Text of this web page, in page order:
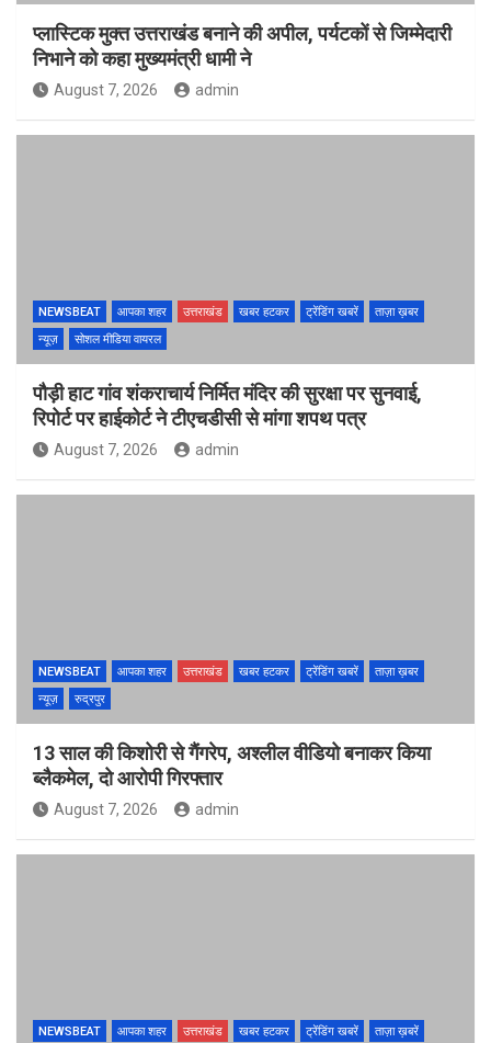
प्लास्टिक मुक्त उत्तराखंड बनाने की अपील, पर्यटकों से जिम्मेदारी
निभाने को कहा मुख्यमंत्री धामी ने
August 7, 2026 admin
NEWSBEAT आपका शहर उत्तराखंड खबर हटकर ट्रेंडिंग खबरें
ताज़ा ख़बर
न्यूज़
सोशल मीडिया वायरल
पौड़ी हाट गांव शंकराचार्य निर्मित मंदिर की सुरक्षा पर सुनवाई,
रिपोर्ट पर हाईकोर्ट ने टीएचडीसी से मांगा शपथ पत्र
August 7, 2026 admin
NEWSBEAT आपका शहर उत्तराखंड खबर हटकर ट्रेंडिंग खबरें
ताज़ा ख़बर
न्यूज़
रुद्रपुर
13 साल की किशोरी से गैंगरेप, अश्लील वीडियो बनाकर किया
ब्लैकमेल, दो आरोपी गिरफ्तार
August 7, 2026 admin
NEWSBEAT आपका शहर उत्तराखंड खबर हटकर ट्रेंडिंग खबरें
ताज़ा ख़बरें